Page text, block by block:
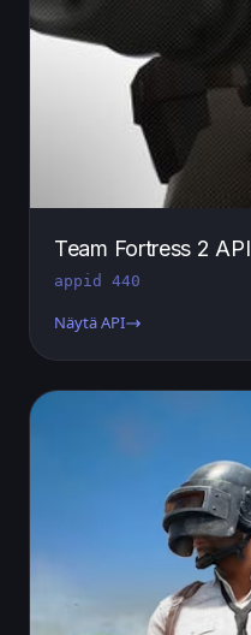
Team Fortress 2 API
appid 440
Näytä API